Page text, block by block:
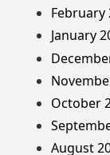
February
January
October
August